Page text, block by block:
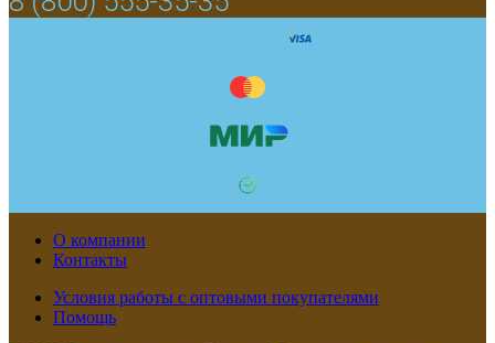
О компании
Контакты
Условия работы с оптовыми покупателями
Помощь